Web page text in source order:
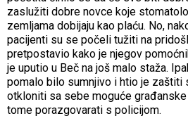
zaslužiti dobre novce koje
zemljama dobijaju kao plaću. No,
pacijenti su se počeli tužiti na
pretpostavio kako je njegov
je uputio u Beč na još malo staža.
pomalo bilo sumnjivo i htio je zaštiti
otkloniti sa sebe moguće
tome porazgovarati s policijom.